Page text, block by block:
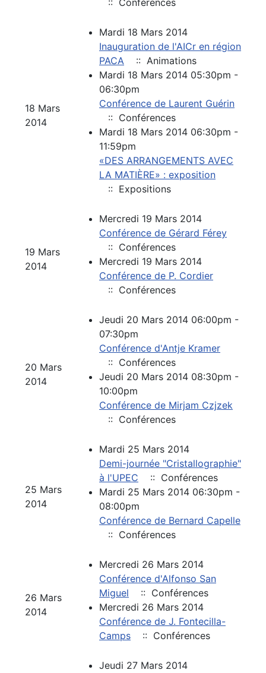
:: Conférences
18 Mars
2014
Mardi 18 Mars 2014
Inauguration de l'AICr en région
PACA
:: Animations
Mardi 18 Mars 2014 05:30pm -
06:30pm
Conférence de Laurent Guérin
:: Conférences
Mardi 18 Mars 2014 06:30pm -
11:59pm
«DES ARRANGEMENTS AVEC
LA MATIÈRE» : exposition
:: Expositions
19 Mars
2014
Mercredi 19 Mars 2014
Conférence de Gérard Férey
:: Conférences
Mercredi 19 Mars 2014
Conférence de P. Cordier
:: Conférences
20 Mars
2014
Jeudi 20 Mars 2014 06:00pm -
07:30pm
Conférence d'Antje Kramer
:: Conférences
Jeudi 20 Mars 2014 08:30pm -
10:00pm
Conférence de Mirjam Czjzek
:: Conférences
25 Mars
2014
Mardi 25 Mars 2014
Demi-journée "Cristallographie"
à l'UPEC
:: Conférences
Mardi 25 Mars 2014 06:30pm -
08:00pm
Conférence de Bernard Capelle
:: Conférences
26 Mars
2014
Mercredi 26 Mars 2014
Conférence d'Alfonso San
Miguel
:: Conférences
Mercredi 26 Mars 2014
Conférence de J. Fontecilla-
Camps
:: Conférences
Jeudi 27 Mars 2014